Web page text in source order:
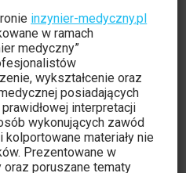
Aktualności
Forum Radiologiczne
lut
18
inzynier-medyczny.pl
w ramach
medyczny”
wykształcenie oraz
posiadających
interpretacji
wykonujących zawód
materiały nie
Prezentowane w
oraz poruszane tematy